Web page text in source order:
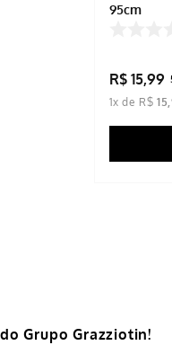
95cm
R$ 15,99
1x de R$ 15,
Grupo Grazziotin!